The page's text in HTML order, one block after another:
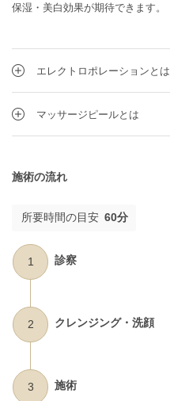
保湿・美白効果が期待できます。
エレクトロポレーションとは
マッサージピールとは
施術の流れ
所要時間の目安 60分
1 診察
2 クレンジング・洗顔
3 施術